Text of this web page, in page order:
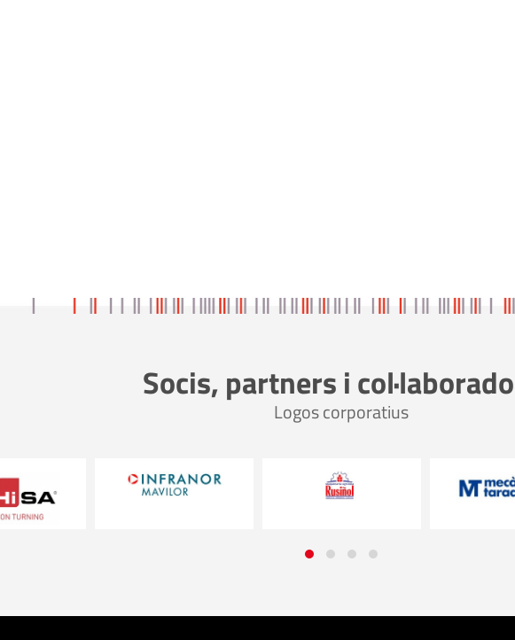
Socis, partners i
Logos corporatius